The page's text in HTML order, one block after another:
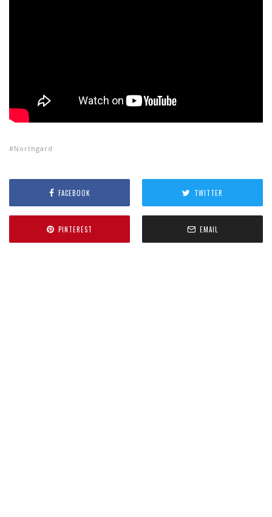
Northgard
FACEBOOK TWITTER
PINTEREST EMAIL